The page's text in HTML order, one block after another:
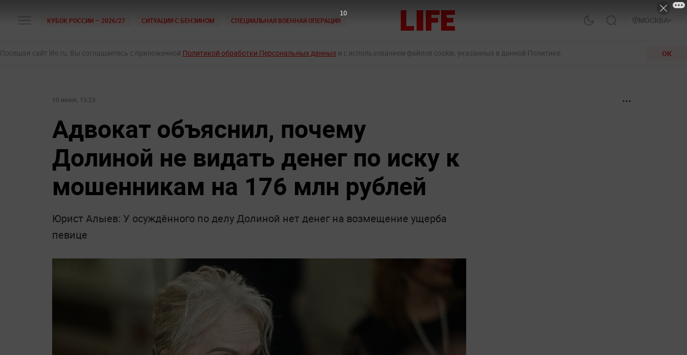
КУБОК РОССИИ — 2026/27 СИТУАЦИЯ С БЕНЗИНОМ СПЕЦИАЛЬНАЯ ВОЕННАЯ ОПЕРАЦИЯ МОСКВА
Посещая сайт life.ru, Вы соглашаетесь с приложенной Политикой обработки Персональных данных и с использованием файлов cookie, указанных в данной Политике. ОК
10 июня, 13:23
Адвокат объяснил, почему
Долиной не видать денег по иску к
мошенникам на 176 млн рублей
Юрист Алыев: У осуждённого по делу Долиной нет денег на возмещение ущерба
певице
9